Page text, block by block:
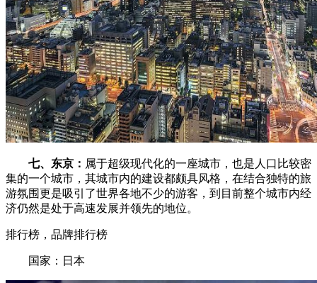
七、东京： 属于超级现代化的一座城市，也是人口比较密
集的一个城市，其城市内的建设都颇具风格，在结合独特的旅
游氛围更是吸引了世界各地不少的游客，到目前整个城市内经
济仍然是处于高速发展并领先的地位。
排行榜，品牌排行榜
国家：日本